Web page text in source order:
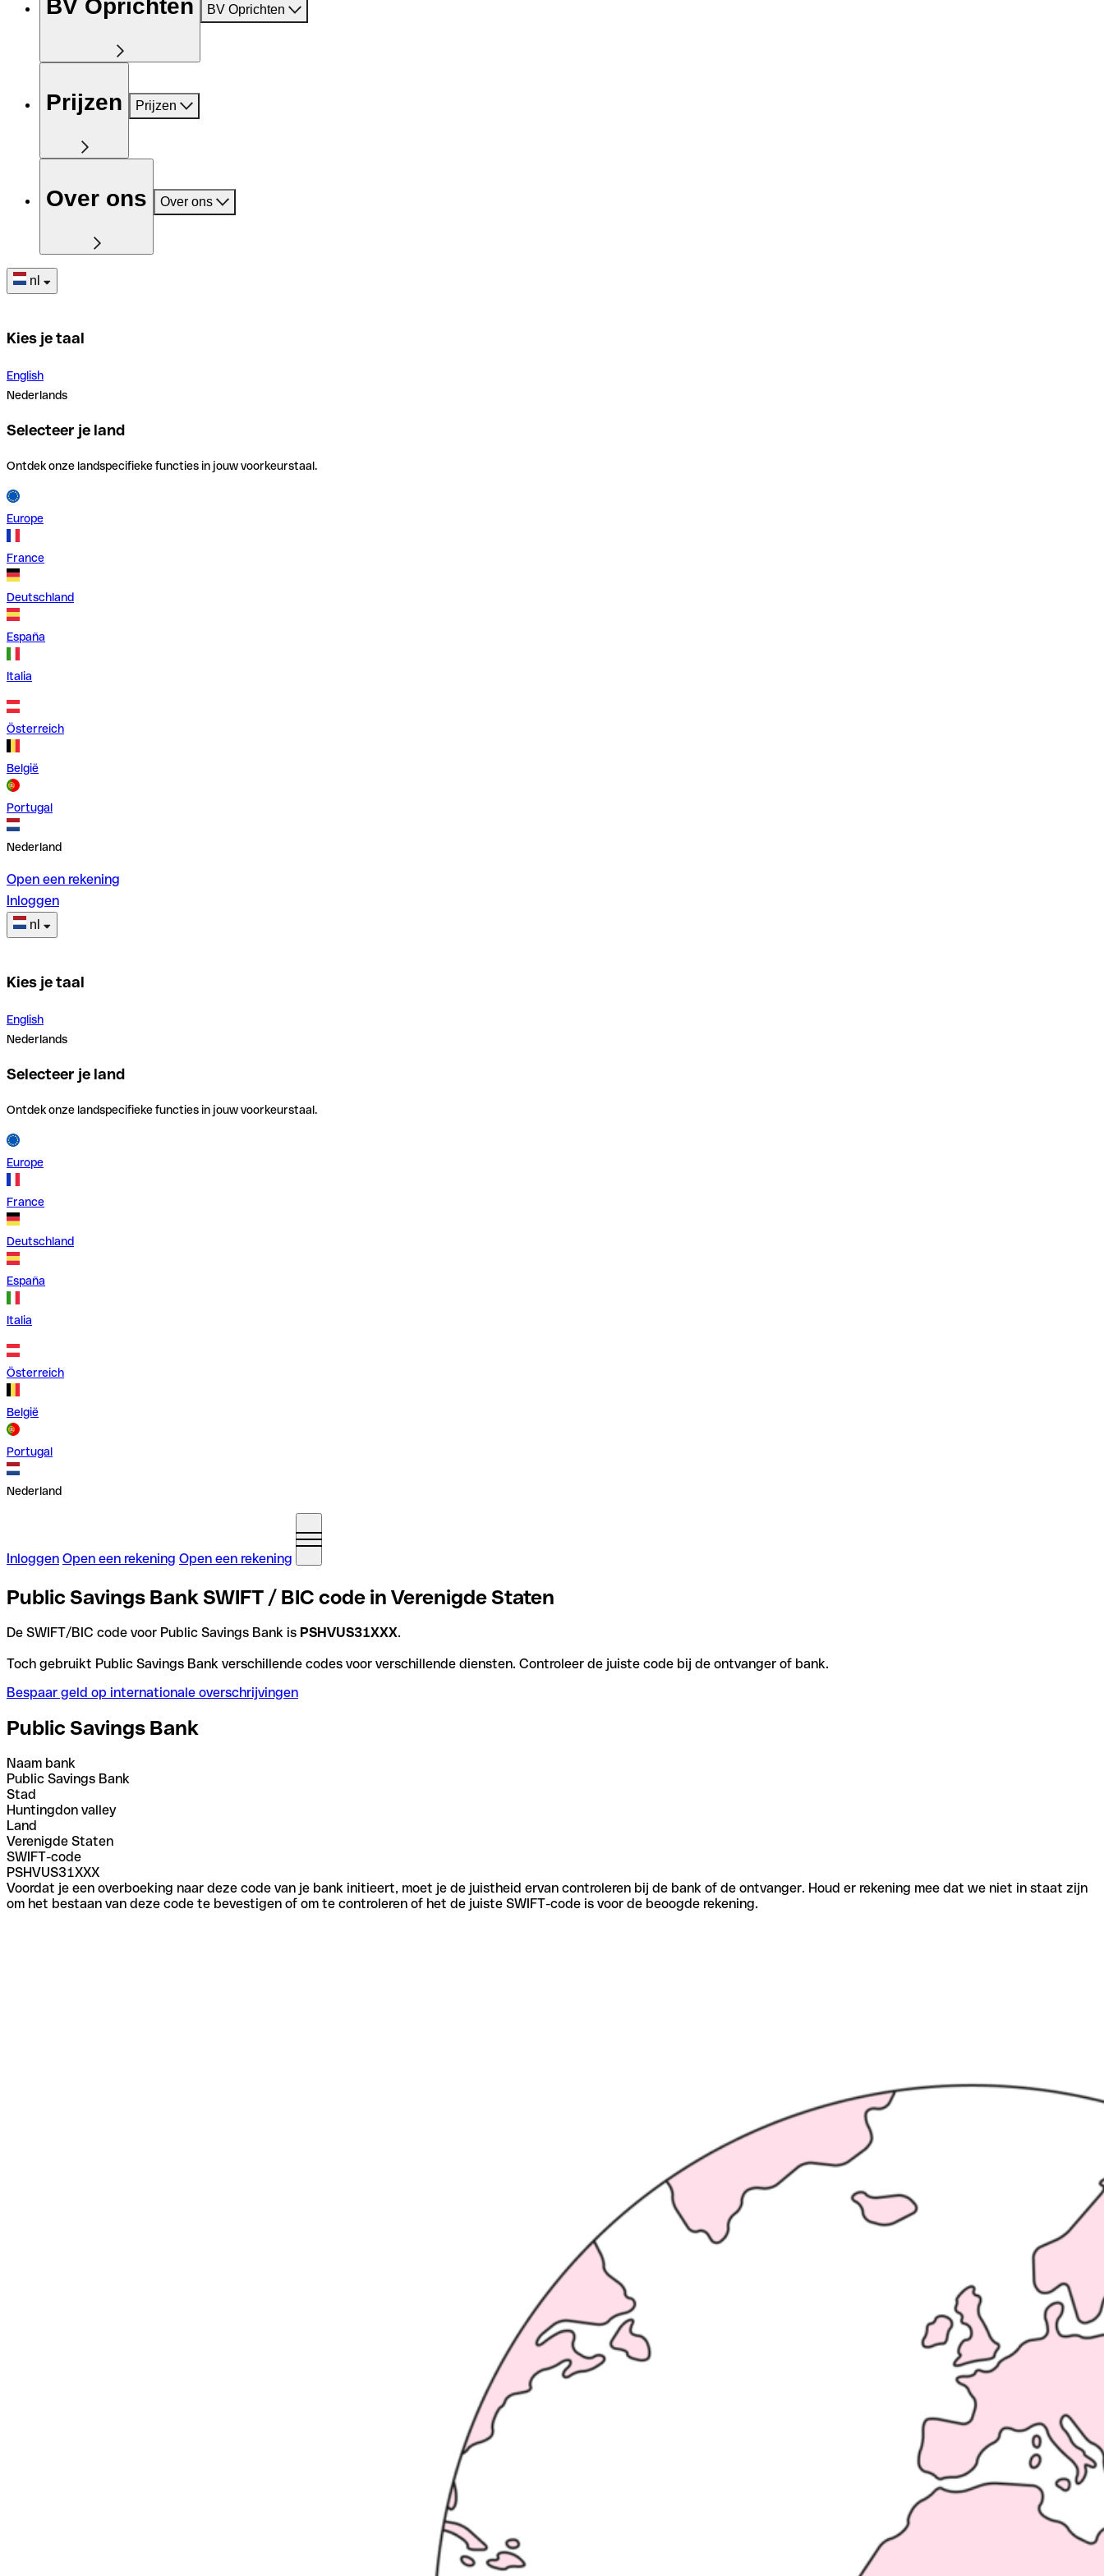
BV Oprichten BV Oprichten
Prijzen Prijzen
Over ons Over ons
nl
Kies je taal
English
Nederlands
Selecteer je land
Ontdek onze landspecifieke functies in jouw voorkeurstaal.
Europe
France
Deutschland
España
Italia
Österreich
België
Portugal
Nederland
Open een rekening
Inloggen
nl
Kies je taal
English
Nederlands
Selecteer je land
Ontdek onze landspecifieke functies in jouw voorkeurstaal.
Europe
France
Deutschland
España
Italia
Österreich
België
Portugal
Nederland
Inloggen Open een rekening Open een rekening
Public Savings Bank SWIFT / BIC code in Verenigde Staten
De SWIFT/BIC code voor Public Savings Bank is PSHVUS31XXX.
Toch gebruikt Public Savings Bank verschillende codes voor verschillende diensten. Controleer de juiste code bij de ontvanger of bank.
Bespaar geld op internationale overschrijvingen
Public Savings Bank
Naam bank
Public Savings Bank
Stad
Huntingdon valley
Land
Verenigde Staten
SWIFT-code
PSHVUS31XXX
Voordat je een overboeking naar deze code van je bank initieert, moet je de juistheid ervan controleren bij de bank of de ontvanger. Houd er rekening mee dat we niet in staat zijn
om het bestaan van deze code te bevestigen of om te controleren of het de juiste SWIFT-code is voor de beoogde rekening.